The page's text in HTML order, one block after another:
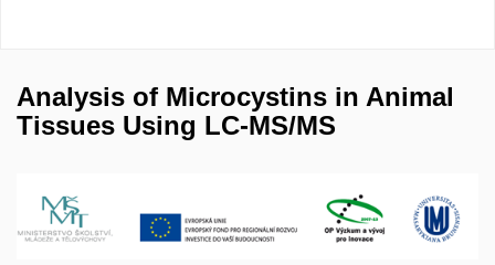
Analysis of Microcystins in Animal
Tissues Using LC-MS/MS